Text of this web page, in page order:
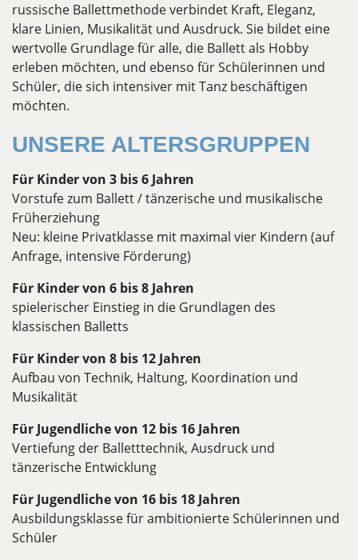
russische Ballettmethode verbindet Kraft, Eleganz,
klare Linien, Musikalität und Ausdruck. Sie bildet eine
wertvolle Grundlage für alle, die Ballett als Hobby
erleben möchten, und ebenso für Schülerinnen und
Schüler, die sich intensiver mit Tanz beschäftigen
möchten.
UNSERE ALTERSGRUPPEN
Für Kinder von 3 bis 6 Jahren
Vorstufe zum Ballett / tänzerische und musikalische
Früherziehung
Neu: kleine Privatklasse mit maximal vier Kindern (auf
Anfrage, intensive Förderung)
Für Kinder von 6 bis 8 Jahren
spielerischer Einstieg in die Grundlagen des
klassischen Balletts
Für Kinder von 8 bis 12 Jahren
Aufbau von Technik, Haltung, Koordination und
Musikalität
Für Jugendliche von 12 bis 16 Jahren
Vertiefung der Balletttechnik, Ausdruck und
tänzerische Entwicklung
Für Jugendliche von 16 bis 18 Jahren
Ausbildungsklasse für ambitionierte Schülerinnen und
Schüler